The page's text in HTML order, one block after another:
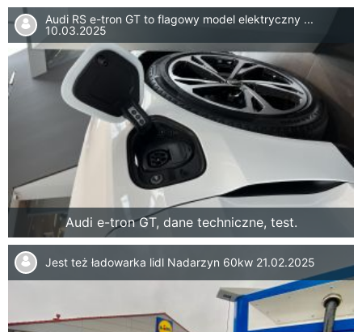
Audi RS e-tron GT to flagowy model elektryczny ...
10.03.2025
Audi e-tron GT, dane techniczne, test.
Jest też ładowarka lidl Nadarzyn 60kw 21.02.2025